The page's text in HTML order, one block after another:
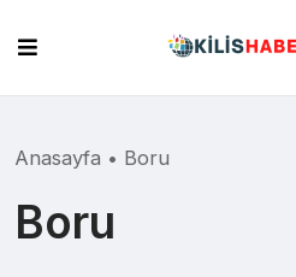
content
Anasayfa • Boru
Boru